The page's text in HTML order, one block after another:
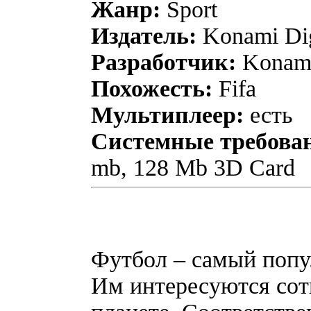
Жанр: Sport
Издатель: Konami
Разработчик:
Похожесть: Fifa
Мультиплеер: есть
Системные
mb, 128 Mb 3D Card
Футбол – самый
Им интересуются